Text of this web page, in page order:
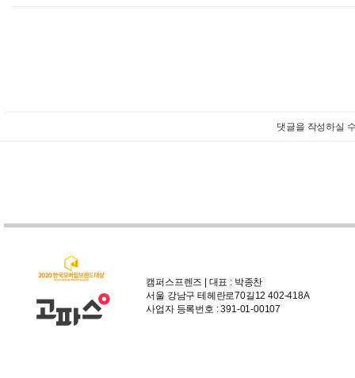
댓글을 작성하실
캠퍼스프렌즈 | 대표 : 박종찬
서울 강남구 테헤란로70길12 402-418A
사업자 등록번호 : 391-01-00107